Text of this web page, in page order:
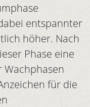
entspannter
höher. Nach
Phase eine
für die